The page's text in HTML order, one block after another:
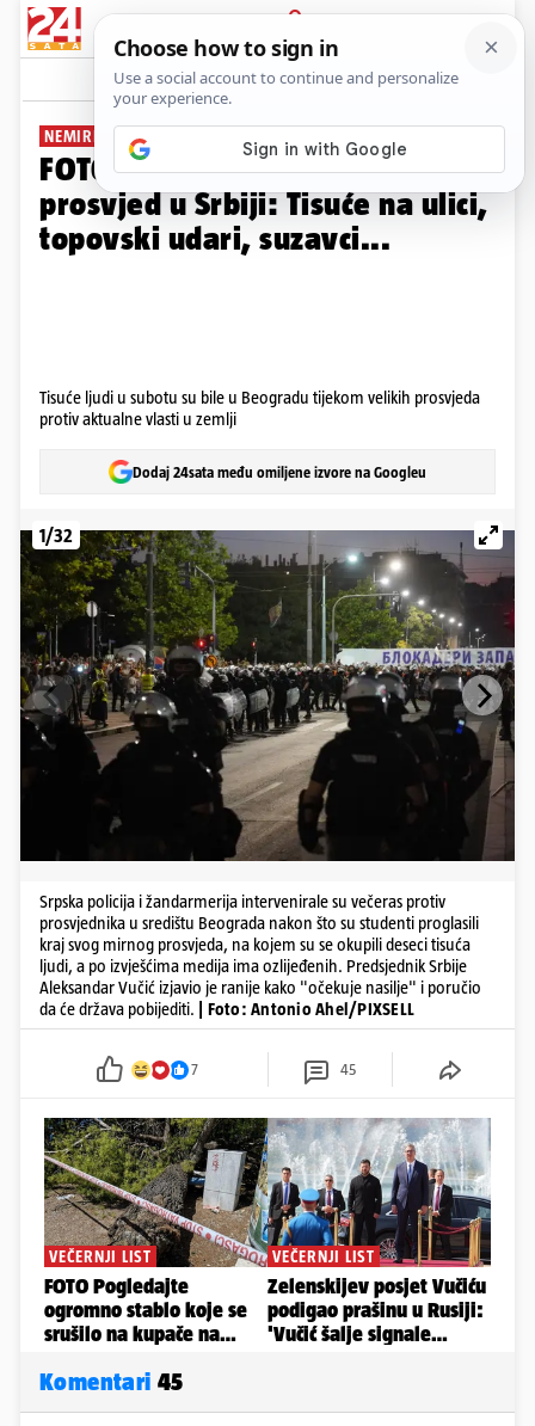
PRIJAVA
Galerija Komentari
NEMIRNO U SUSJEDSTVU
FOTO Ovako je izgledao iz zraka
prosvjed u Srbiji: Tisuće na ulici,
topovski udari, suzavci...
Tisuće ljudi u subotu su bile u Beogradu tijekom velikih prosvjeda
protiv aktualne vlasti u zemlji
Dodaj 24sata među omiljene izvore na Googleu
1/32
Srpska policija i žandarmerija intervenirale su večeras protiv
prosvjednika u središtu Beograda nakon što su studenti proglasili
kraj svog mirnog prosvjeda, na kojem su se okupili deseci tisuća
ljudi, a po izvješćima medija ima ozlijeđenih. Predsjednik Srbije
Aleksandar Vučić izjavio je ranije kako "očekuje nasilje" i poručio
da će država pobijediti.
| Foto: Antonio Ahel/PIXSELL
7 45
Komentari 45